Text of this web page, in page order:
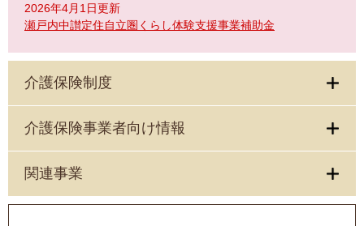
2026年4月1日更新
瀬戸内中讃定住自立圏くらし体験支援事業補助金
介護保険制度
介護保険事業者向け情報
関連事業